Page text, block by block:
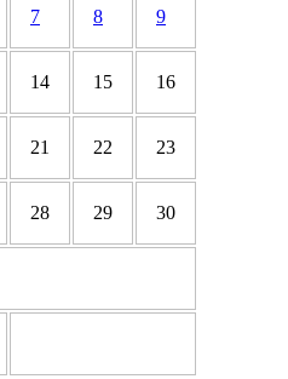
7 8 9
14 15 16
21 22 23
28 29 30